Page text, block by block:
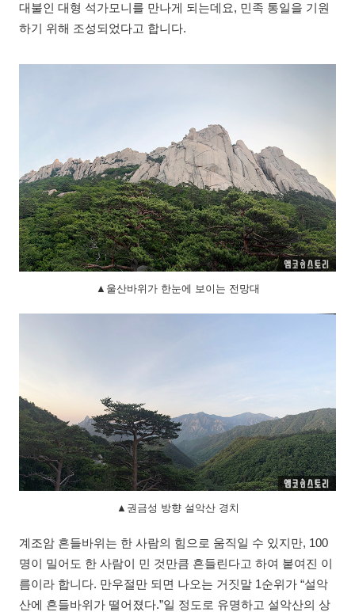
대불인 대형 석가모니를 만나게 되는데요, 민족 통일을 기원
하기 위해 조성되었다고 합니다.
▲울산바위가 한눈에 보이는 전망대
▲권금성 방향 설악산 경치
계조암 흔들바위는 한 사람의 힘으로 움직일 수 있지만, 100
명이 밀어도 한 사람이 민 것만큼 흔들린다고 하여 붙여진 이
름이라 합니다. 만우절만 되면 나오는 거짓말 1순위가 “설악
산에 흔들바위가 떨어졌다.”일 정도로 유명하고 설악산의 상